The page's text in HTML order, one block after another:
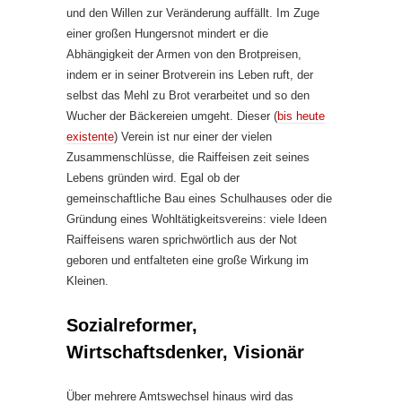
und den Willen zur Veränderung auffällt. Im Zuge
einer großen Hungersnot mindert er die
Abhängigkeit der Armen von den Brotpreisen,
indem er in seiner Brotverein ins Leben ruft, der
selbst das Mehl zu Brot verarbeitet und so den
Wucher der Bäckereien umgeht. Dieser (bis heute
existente) Verein ist nur einer der vielen
Zusammenschlüsse, die Raiffeisen zeit seines
Lebens gründen wird. Egal ob der
gemeinschaftliche Bau eines Schulhauses oder die
Gründung eines Wohltätigkeitsvereins: viele Ideen
Raiffeisens waren sprichwörtlich aus der Not
geboren und entfalteten eine große Wirkung im
Kleinen.
Sozialreformer,
Wirtschaftsdenker, Visionär
Über mehrere Amtswechsel hinaus wird das